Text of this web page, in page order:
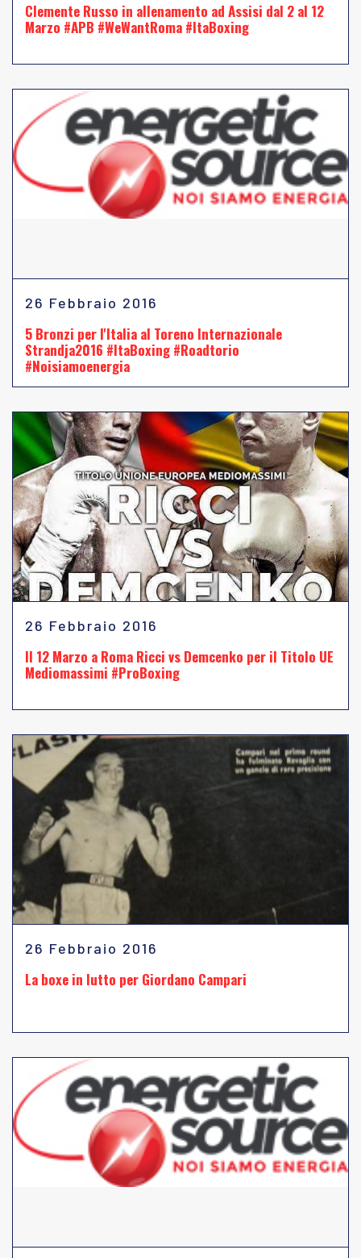
Clemente Russo in allenamento ad Assisi dal 2 al 12
Marzo #APB #WeWantRoma #ItaBoxing
26 Febbraio 2016
5 Bronzi per l'Italia al Toreno Internazionale
Strandja2016 #ItaBoxing #Roadtorio
#Noisiamoenergia
26 Febbraio 2016
Il 12 Marzo a Roma Ricci vs Demcenko per il Titolo UE
Mediomassimi #ProBoxing
26 Febbraio 2016
La boxe in lutto per Giordano Campari